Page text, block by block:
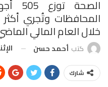
خلال العام المالي
كتب أحمد حسن الإثنين 27
شارك